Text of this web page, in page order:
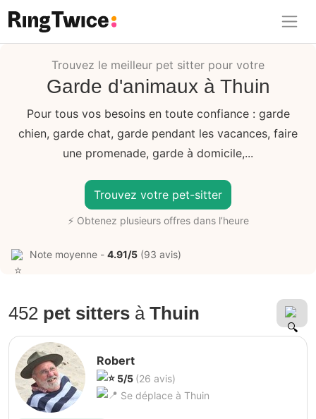
Ring Twice
Trouvez le meilleur pet sitter pour votre
Garde d'animaux à Thuin
Pour tous vos besoins en toute confiance : garde
chien, garde chat, garde pendant les vacances, faire
une promenade, garde à domicile,...
Trouvez votre pet-sitter
⚡ Obtenez plusieurs offres dans l’heure
Note moyenne - 4.91/5 (93 avis)
452 pet sitters à Thuin
Robert
5/5 (26 avis)
Se déplace à Thuin